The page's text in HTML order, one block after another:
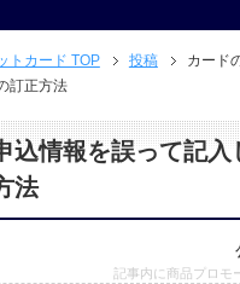
トカード TOP 投稿
カード
訂正方法
込情報を誤って記
法
記事内に商品プロモ